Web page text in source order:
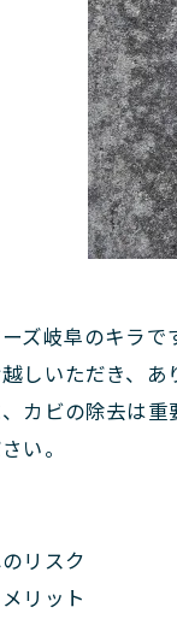
ズ岐阜のキラで
しいただき、
カビの除去は
い。
リスク
リット